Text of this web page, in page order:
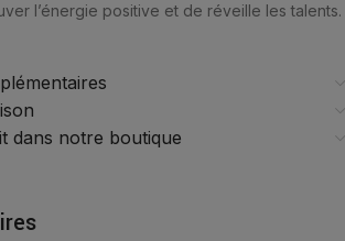
l’énergie positive et de réveille les talents.
dans notre boutique